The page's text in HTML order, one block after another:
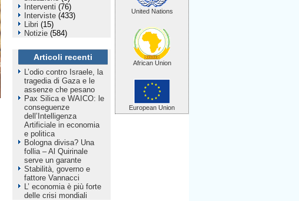
Interventi (76)
Interviste (433)
Libri (15)
Notizie (584)
Articoli recenti
L’odio contro Israele, la
tragedia di Gaza e le
assenze che pesano
Pax Silica e WAICO: le
conseguenze
dell’Intelligenza
Artificiale in economia
e politica
Bologna divisa? Una
follia – Al Quirinale
serve un garante
Stabilità, governo e
fattore Vannacci
L’ economia è più forte
delle crisi mondiali
United Nations
African Union
European Union